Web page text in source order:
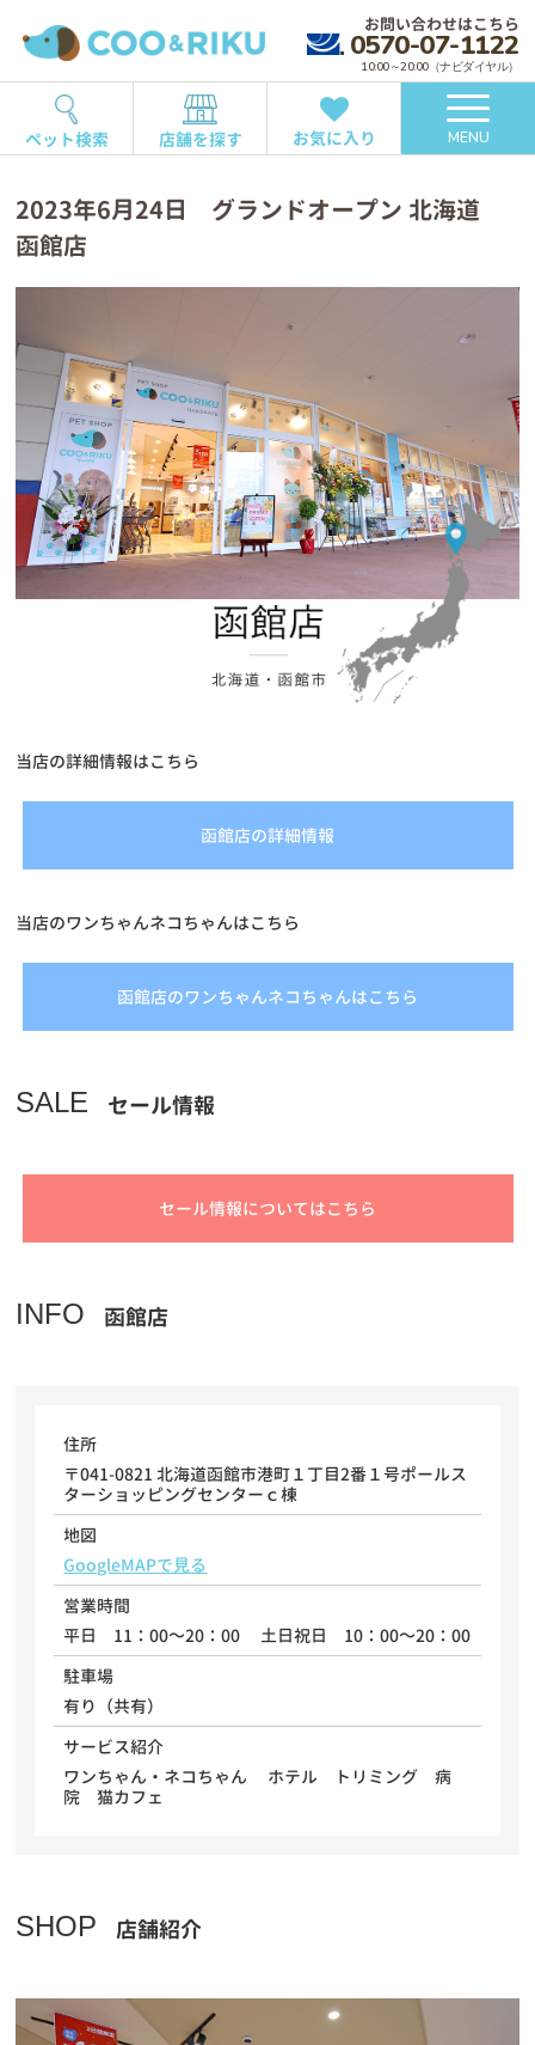
お問い合わせはこちら
0570-07-1122
10:00～20:00（ナビダイヤル）
ペット検索 店舗を探す お気に入り MENU
2023年6月24日 グランドオープン 北海道
函館店
当店の詳細情報はこちら
函館店の詳細情報
当店のワンちゃんネコちゃんはこちら
函館店のワンちゃんネコちゃんはこちら
SALE セール情報
セール情報についてはこちら
INFO 函館店
住所
〒041-0821 北海道函館市港町１丁目2番１号ポールス
ターショッピングセンターｃ棟
地図
GoogleMAPで見る
営業時間
平日 11：00～20：00 土日祝日 10：00～20：00
駐車場
有り（共有）
サービス紹介
ワンちゃん・ネコちゃん ホテル トリミング 病
院 猫カフェ
SHOP 店舗紹介